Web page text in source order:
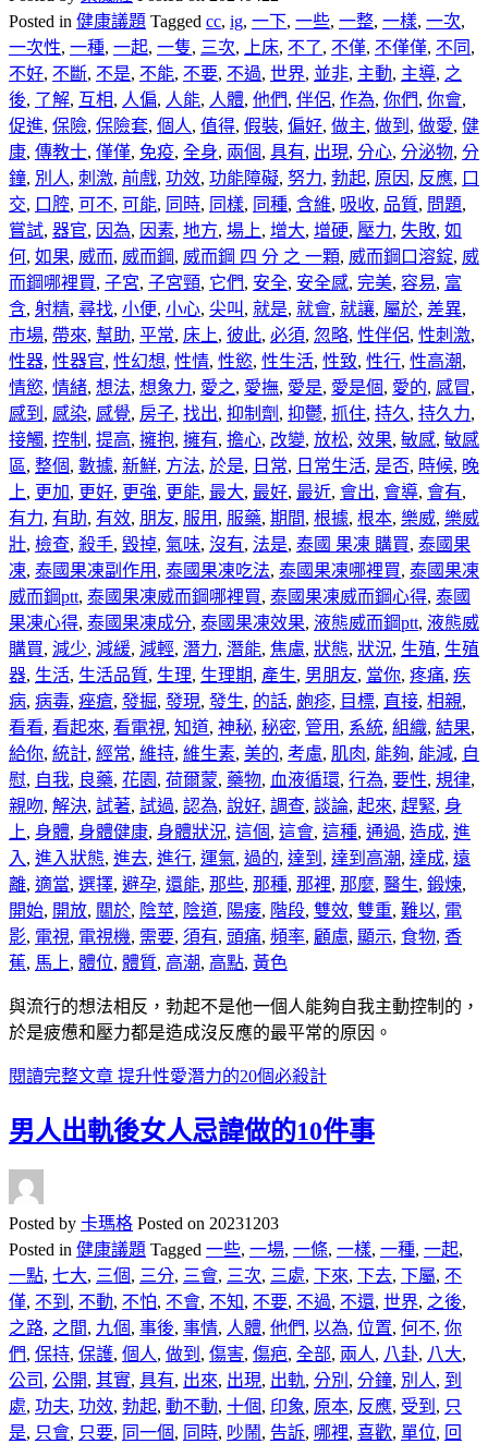
Posted in 健康議題 Tagged cc, ig, 一下, 一些, 一整, 一樣, 一次,
一次性, 一種, 一起, 一隻, 三次, 上床, 不了, 不僅, 不僅僅, 不同 ,
不好, 不斷, 不是, 不能, 不要, 不過, 世界, 並非, 主動, 主導, 之
後, 了解, 互相, 人偏, 人能, 人體, 他們, 伴侶, 作為, 你們, 你會,
促進, 保險, 保險套, 個人, 值得, 假裝, 偏好, 做主, 做到 , 做愛, 健
康, 傳教士, 僅僅, 免疫, 全身, 兩個, 具有, 出現, 分心, 分泌物, 分
鐘, 別人, 刺激, 前戲, 功效, 功能障礙, 努力, 勃起, 原因 , 反應, 口
交, 口腔, 可不, 可能, 同時, 同樣, 同種, 含維, 吸收, 品質, 問題,
嘗試, 器官, 因為, 因素, 地方, 場上, 增大, 增硬, 壓力, 失敗, 如
何, 如果, 威而, 威而鋼, 威而鋼 四 分 之 一顆, 威而鋼口溶錠, 威
而鋼哪裡買, 子宮, 子宮頸, 它們, 安全, 安全感, 完美, 容易, 富
含, 射精, 尋找, 小便, 小心, 尖叫 , 就是, 就會, 就讓, 屬於, 差異,
市場, 帶來, 幫助, 平常, 床上, 彼此, 必須, 忽略, 性伴侶, 性刺激,
性器, 性器官, 性幻想, 性情, 性慾, 性生活, 性致, 性行, 性高潮,
情慾, 情緒, 想法, 想象力, 愛之, 愛撫, 愛是, 愛是個, 愛的, 感冒,
感到 , 感染, 感覺, 房子, 找出, 抑制劑 , 抑鬱, 抓住, 持久 , 持久力,
接觸, 控制 , 提高, 擁抱, 擁有, 擔心, 改變, 放松, 效果, 敏感, 敏感
區, 整個, 數據, 新鮮, 方法, 於是, 日常, 日常生活, 是否, 時候, 晚
上, 更加, 更好, 更強, 更能, 最大, 最好, 最近, 會出, 會導, 會有,
有力, 有助, 有效, 朋友, 服用 , 服藥, 期間, 根據, 根本, 樂威, 樂威
壯, 檢查, 殺手, 毀掉, 氣味, 沒有, 法是, 泰國 果凍 購買, 泰國果
凍, 泰國果凍副作用 , 泰國果凍吃法, 泰國果凍哪裡買, 泰國果凍
威而鋼ptt, 泰國果凍威而鋼哪裡買, 泰國果凍威而鋼心得, 泰國
果凍心得, 泰國果凍成分, 泰國果凍效果, 液態威而鋼ptt, 液態威
購買, 減少, 減緩, 減輕, 潛力, 潛能, 焦慮, 狀態, 狀況, 生殖, 生殖
器, 生活, 生活品質, 生理, 生理期, 產生, 男朋友, 當你, 疼痛, 疾
病, 病毒, 痤瘡, 發掘, 發現, 發生, 的話, 皰疹, 目標, 直接, 相親,
看看, 看起來, 看電視, 知道, 神秘, 秘密, 管用 , 系統, 組織, 結果,
給你, 統計, 經常, 維持, 維生素, 美的, 考慮, 肌肉, 能夠, 能減, 自
慰, 自我, 良藥, 花園 , 荷爾蒙, 藥物, 血液循環, 行為, 要性, 規律,
親吻, 解決, 試著, 試過, 認為, 說好, 調查, 談論, 起來, 趕緊, 身
上, 身體, 身體健康, 身體狀況, 這個, 這會, 這種, 通過, 造成, 進
入 , 進入狀態, 進去, 進行, 運氣, 過的, 達到 , 達到高潮, 達成, 遠
離, 適當, 選擇, 避孕, 還能, 那些, 那種, 那裡, 那麼, 醫生, 鍛煉,
開始, 開放, 關於, 陰莖, 陰道, 陽痿, 階段, 雙效, 雙重, 難以, 電
影, 電視, 電視機, 需要, 須有, 頭痛, 頻率, 顧慮, 顯示, 食物, 香
蕉, 馬上, 體位, 體質, 高潮, 高點, 黃色
與流行的想法相反，勃起不是他一個人能夠自我主動控制的，
於是疲憊和壓力都是造成沒反應的最平常的原因。
閱讀完整文章 提升性愛潛力的20個必殺計
男人出軌後女人忌諱做的10件事
Posted by 卡瑪格 Posted on 20231203
Posted in 健康議題 Tagged 一些, 一場, 一條, 一樣, 一種, 一起,
一點, 七大, 三個, 三分, 三會, 三次, 三處, 下來, 下去, 下屬, 不
僅, 不到 , 不動, 不怕, 不會, 不知, 不要, 不過, 不還, 世界, 之後,
之路, 之間, 九個, 事後, 事情, 人體, 他們, 以為, 位置, 何不, 你
們, 保持, 保護, 個人, 做到 , 傷害, 傷疤, 全部, 兩人, 八卦, 八大,
公司 , 公開, 其實, 具有, 出來, 出現, 出軌, 分別 , 分鐘, 別人, 到
處, 功夫, 功效, 勃起, 動不動, 十個, 印象, 原本, 反應, 受到 , 只
是, 只會, 只要, 同一個, 同時, 吵鬧 , 告訴, 哪裡, 喜歡, 單位, 回